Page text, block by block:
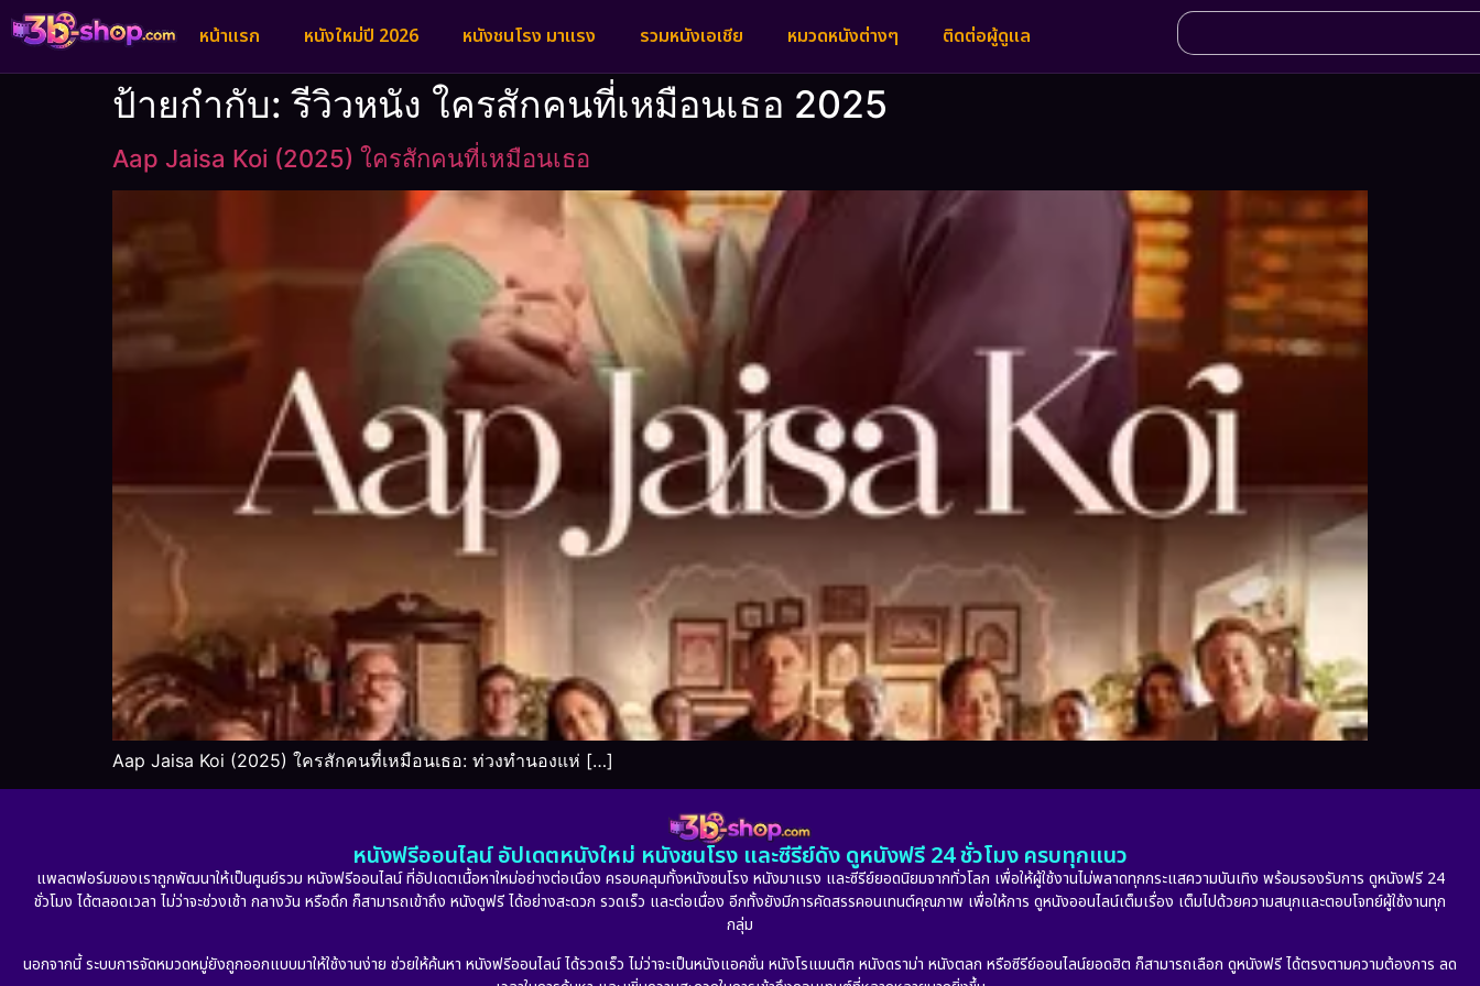
หน้าแรก หนังใหม่ปี 2026 หนังชนโรง มาแรง รวมหนังเอเชีย หมวดหนังต่างๆ ติดต่อผู้ดูแล
ป้ายกำกับ:รีวิวหนัง ใครสักคนที่เหมือนเธอ 2025
Aap Jaisa Koi (2025) ใครสักคนที่เหมือนเธอ
Aap Jaisa Koi (2025) ใครสักคนที่เหมือนเธอ: ท่วงทำนองแห่ […]
หนังฟรีออนไลน์ อัปเดตหนังใหม่ หนังชนโรง และซีรีย์ดัง ดูหนังฟรี 24 ชั่วโมง ครบทุกแนว
แพลตฟอร์มของเราถูกพัฒนาให้เป็นศูนย์รวม หนังฟรีออนไลน์ ที่อัปเดตเนื้อหาใหม่อย่างต่อเนื่อง ครอบคลุมทั้งหนังชนโรง หนังมาแรง และซีรีย์ยอดนิยมจากทั่วโลก เพื่อให้ผู้ใช้งานไม่พลาดทุกกระแสความบันเทิง พร้อมรองรับการ ดูหนังฟรี 24
ชั่วโมง ได้ตลอดเวลา ไม่ว่าจะช่วงเช้า กลางวัน หรือดึก ก็สามารถเข้าถึง หนังดูฟรี ได้อย่างสะดวก รวดเร็ว และต่อเนื่อง อีกทั้งยังมีการคัดสรรคอนเทนต์คุณภาพ เพื่อให้การ ดูหนังออนไลน์เต็มเรื่อง เต็มไปด้วยความสนุกและตอบโจทย์ผู้ใช้งานทุก
กลุ่ม
นอกจากนี้ ระบบการจัดหมวดหมู่ยังถูกออกแบบมาให้ใช้งานง่าย ช่วยให้ค้นหา หนังฟรีออนไลน์ ได้รวดเร็ว ไม่ว่าจะเป็นหนังแอคชั่น หนังโรแมนติก หนังดราม่า หนังตลก หรือซีรีย์ออนไลน์ยอดฮิต ก็สามารถเลือก ดูหนังฟรี ได้ตรงตามความต้องการ ลด